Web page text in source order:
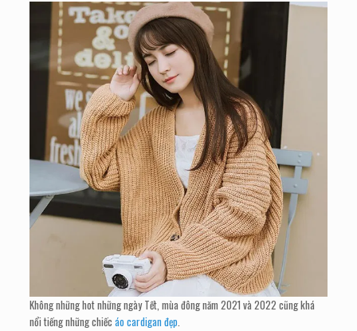
Không những hot những ngày Tết, mùa đông năm 2021 và 2022 cũng khá
nổi tiếng những chiếcáo cardigan đẹp.